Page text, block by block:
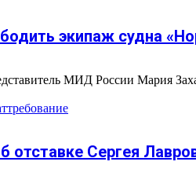
экипаж судна
МИД России Мария
требование
отставке Сергея